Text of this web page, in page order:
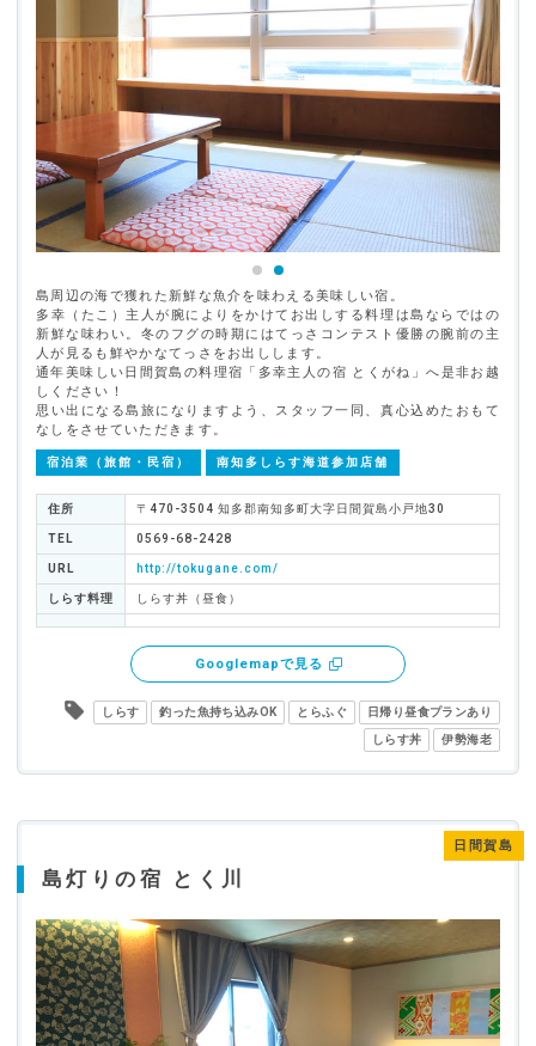
島周辺の海で獲れた新鮮な魚介を味わえる美味しい宿。
多幸（たこ）主人が腕によりをかけてお出しする料理は島ならではの
新鮮な味わい。冬のフグの時期にはてっさコンテスト優勝の腕前の主
人が見るも鮮やかなてっさをお出しします。
通年美味しい日間賀島の料理宿「多幸主人の宿 とくがね」へ是非お越
しください！
思い出になる島旅になりますよう、スタッフ一同、真心込めたおもて
なしをさせていただきます。
宿泊業（旅館・民宿） 南知多しらす海道参加店舗
住所 〒470-3504 知多郡南知多町大字日間賀島小戸地30
TEL 0569-68-2428
URL http://tokugane.com/
しらす料理 しらす丼（昼食）
Googlemapで見る
しらす 釣った魚持ち込みOK とらふぐ 日帰り昼食プランあり
しらす丼 伊勢海老
島灯りの宿 とく川
日間賀島